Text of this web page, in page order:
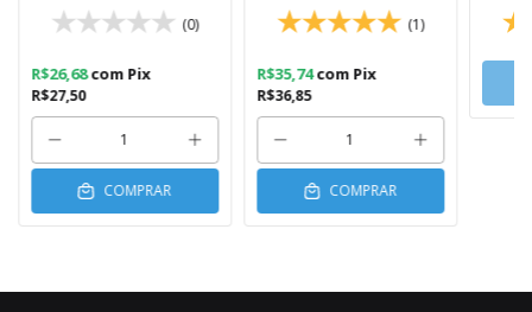
(0)
R$27,50
R$26,68com Pix
COMPRAR
(1)
R$36,85
R$35,74com Pix
COMPRAR